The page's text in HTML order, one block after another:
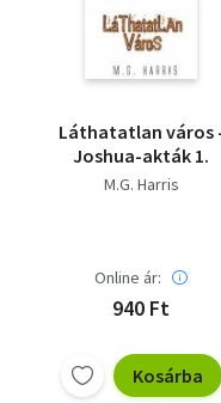
Láthatatlan város
Joshua-akták 1.
M.G. Harris
Online ár:
940 Ft
Kosárba